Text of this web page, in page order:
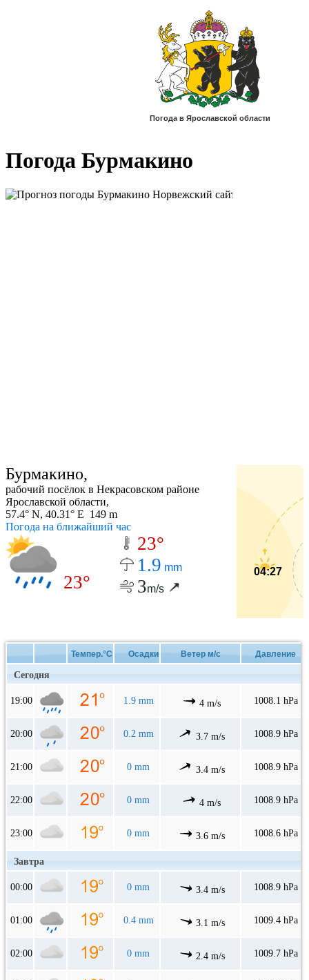
Погода Бурмакино
Бурмакино,
рабочий посёлок в Некрасовском районе
Ярославской области,
57.4° N, 40.31° E 149 m
Погода на ближайший час
23°
23°
1.9 mm
3m/s
04:27
Темпер.°C Осадки Ветер м/с Давление
Сегодня
19:00 1.9 mm 4 m/s 1008.1 hPa
20:00 0.2 mm 3.7 m/s 1008.9 hPa
21:00 0 mm 3.4 m/s 1008.9 hPa
22:00 0 mm 4 m/s 1008.9 hPa
23:00 0 mm 3.6 m/s 1008.6 hPa
Завтра
00:00 0 mm 3.4 m/s 1008.9 hPa
01:00 0.4 mm 3.1 m/s 1009.4 hPa
02:00 0 mm 2.4 m/s 1009.7 hPa